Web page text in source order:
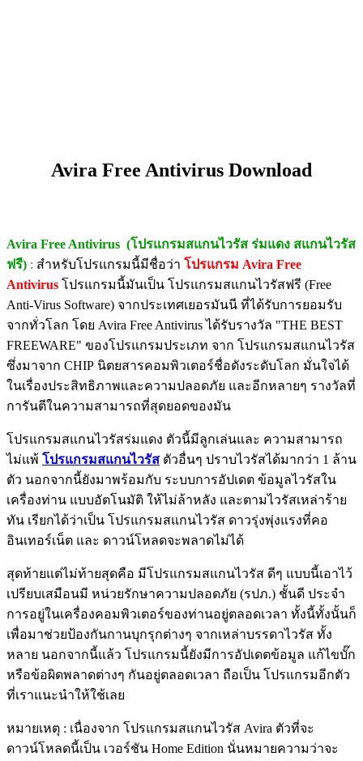
Avira Free Antivirus Download
Avira Free Antivirus (โปรแกรมสแกนไวรัส ร่มแดง สแกนไวรัส
ฟรี) : สำหรับโปรแกรมนี้มีชื่อว่า โปรแกรม Avira Free
Antivirus โปรแกรมนี้มันเป็น โปรแกรมสแกนไวรัสฟรี (Free
Anti-Virus Software) จากประเทศเยอรมันนี ที่ได้รับการยอมรับ
จากทั่วโลก โดย Avira Free Antivirus ได้รับรางวัล "THE BEST
FREEWARE" ของโปรแกรมประเภท จาก โปรแกรมสแกนไวรัส
ซึ่งมาจาก CHIP นิตยสารคอมพิวเตอร์ชื่อดังระดับโลก มั่นใจได้
ในเรื่องประสิทธิภาพและความปลอดภัย และอีกหลายๆ รางวัลที่
การันตีในความสามารถที่สุดยอดของมัน
โปรแกรมสแกนไวรัสร่มแดง ตัวนี้มีลูกเล่นและ ความสามารถ
ไม่แพ้ โปรแกรมสแกนไวรัส ตัวอื่นๆ ปราบไวรัสได้มากว่า 1 ล้าน
ตัว นอกจากนี้ยังมาพร้อมกับ ระบบการอัปเดต ข้อมูลไวรัสใน
เครื่องท่าน แบบอัตโนมัติ ให้ไม่ล้าหลัง และตามไวรัสเหล่าร้าย
ทัน เรียกได้ว่าเป็น โปรแกรมสแกนไวรัส ดาวรุ่งพุ่งแรงที่คอ
อินเทอร์เน็ต และ ดาวน์โหลดจะพลาดไม่ได้
สุดท้ายแต่ไม่ท้ายสุดคือ มีโปรแกรมสแกนไวรัส ดีๆ แบบนี้เอาไว้
เปรียบเสมือนมี หน่วยรักษาความปลอดภัย (รปภ.) ชั้นดี ประจำ
การอยู่ในเครื่องคอมพิวเตอร์ของท่านอยู่ตลอดเวลา ทั้งนี้ทั้งนั้นก็
เพื่อมาช่วยป้องกันกานบุกรุกต่างๆ จากเหล่าบรรดาไวรัส ทั้ง
หลาย นอกจากนี้แล้ว โปรแกรมนี้ยังมีการอัปเดตข้อมูล แก้ไขบั๊ก
หรือข้อผิดพลาดต่างๆ กันอยู่ตลอดเวลา ถือเป็น โปรแกรมอีกตัว
ที่เราแนะนำให้ใช้เลย
หมายเหตุ : เนื่องจาก โปรแกรมสแกนไวรัส Avira ตัวที่จะ
ดาวน์โหลดนี้เป็น เวอร์ชัน Home Edition นั่นหมายความว่าจะ